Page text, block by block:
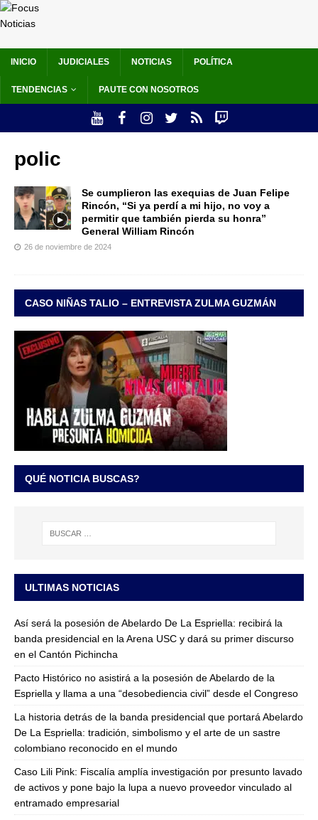
INICIO JUDICIALES NOTICIAS POLÍTICA
TENDENCIAS PAUTE CON NOSOTROS
polic
Se cumplieron las exequias de Juan Felipe
Rincón, “Si ya perdí a mi hijo, no voy a
permitir que también pierda su honra”
General William Rincón
26 de noviembre de 2024
CASO NIÑAS TALIO – ENTREVISTA ZULMA GUZMÁN
QUÉ NOTICIA BUSCAS?
ULTIMAS NOTICIAS
Así será la posesión de Abelardo De La Espriella: recibirá la
banda presidencial en la Arena USC y dará su primer discurso
en el Cantón Pichincha
Pacto Histórico no asistirá a la posesión de Abelardo de la
Espriella y llama a una “desobediencia civil” desde el Congreso
La historia detrás de la banda presidencial que portará Abelardo
De La Espriella: tradición, simbolismo y el arte de un sastre
colombiano reconocido en el mundo
Caso Lili Pink: Fiscalía amplía investigación por presunto lavado
de activos y pone bajo la lupa a nuevo proveedor vinculado al
entramado empresarial